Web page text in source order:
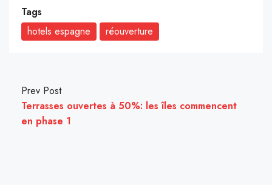
Tags
hotels espagne
réouverture
Prev Post
Terrasses ouvertes à 50%: les îles commencent
en phase 1